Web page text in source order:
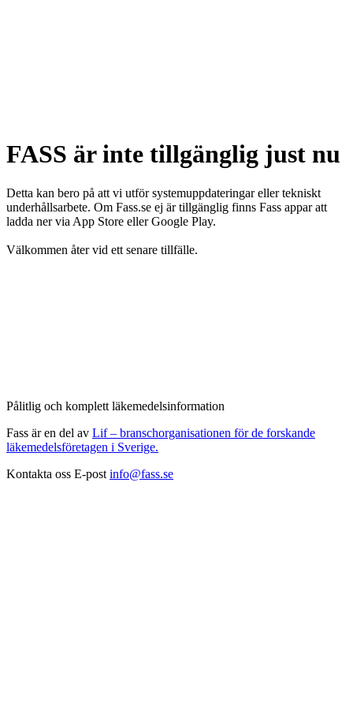
FASS är inte tillgänglig just nu
Detta kan bero på att vi utför systemuppdateringar eller tekniskt
underhållsarbete. Om Fass.se ej är tillgänglig finns Fass appar att
ladda ner via App Store eller Google Play.
Välkommen åter vid ett senare tillfälle.
Pålitlig och komplett läkemedelsinformation
Fass är en del av Lif – branschorganisationen för de forskande
läkemedelsföretagen i Sverige.
Kontakta oss E-post info@fass.se